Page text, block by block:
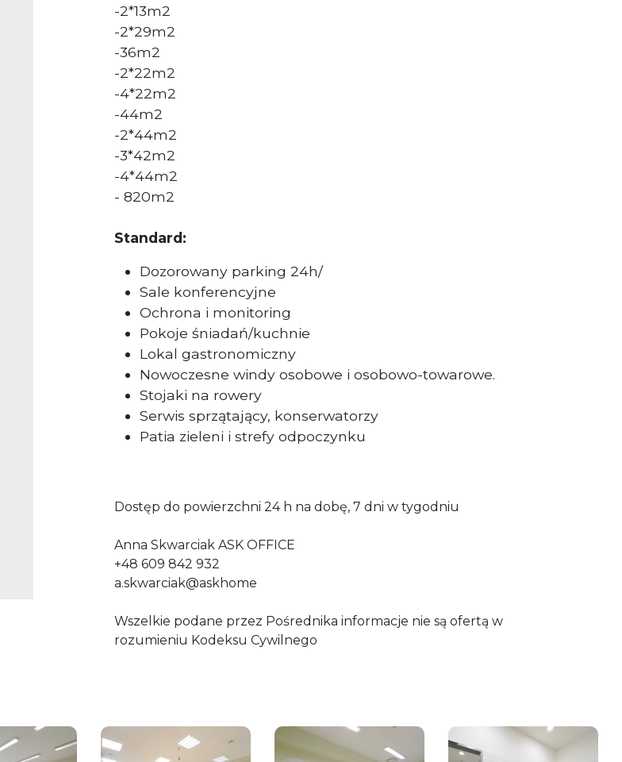
-2*13m2
-2*29m2
-36m2
-2*22m2
-4*22m2
-44m2
-2*44m2
-3*42m2
-4*44m2
- 820m2
Standard:
Dozorowany parking 24h/
Sale konferencyjne
Ochrona i monitoring
Pokoje śniadań/kuchnie
Lokal gastronomiczny
Nowoczesne windy osobowe i osobowo-towarowe.
Stojaki na rowery
Serwis sprzątający, konserwatorzy
Patia zieleni i strefy odpoczynku
Dostęp do powierzchni 24 h na dobę, 7 dni w tygodniu
Anna Skwarciak ASK OFFICE
+48 609 842 932
a.skwarciak@askhome
Wszelkie podane przez Pośrednika informacje nie są ofertą w
rozumieniu Kodeksu Cywilnego